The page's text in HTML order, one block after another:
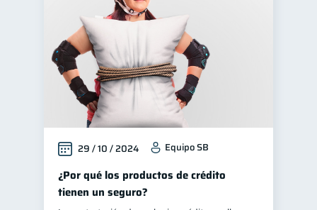
29 / 10 / 2024 Equipo SB
¿Por qué los productos de crédito
tienen un seguro?